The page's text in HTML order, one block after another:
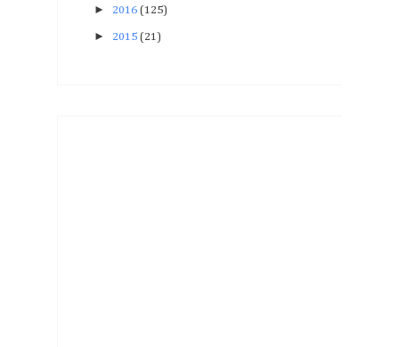
► 2016 (125)
► 2015 (21)